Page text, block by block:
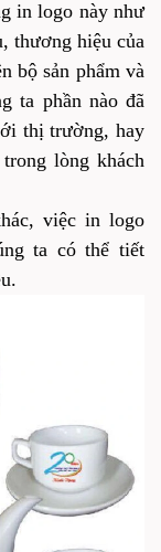
in logo này như
thương hiệu của
bộ sản phẩm và
ta phần nào đã
thị trường, hay
lòng khách
việc in logo
ta có thể tiết